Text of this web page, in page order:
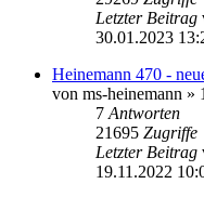
Letzter Beitrag
30.01.2023
Heinemann 470 -
von ms-heinemann »
7 Antworten
21695 Zugriffe
Letzter Beitrag
19.11.2022